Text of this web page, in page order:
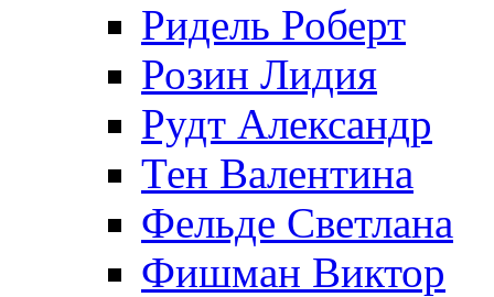
Ридель Роберт
Розин Лидия
Рудт Александр
Тен Валентина
Фельде Светлана
Фишман Виктор